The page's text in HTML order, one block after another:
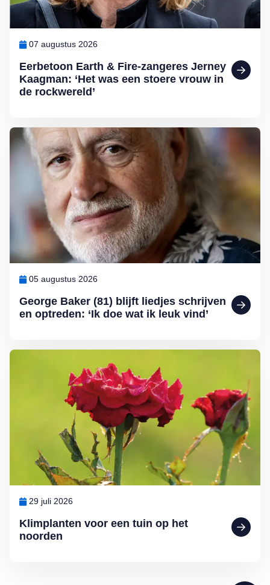
Eerbetoon Earth & Fire-zangeres Jerney
Kaagman: ‘Het was een stoere vrouw in
de rockwereld’
07 augustus 2026
George Baker (81) blijft liedjes schrijven
en optreden: ‘Ik doe wat ik leuk vind’
05 augustus 2026
Lees meer over George Baker (81) blijft liedjes schrijven en
Klimplanten voor een tuin op het
noorden
29 juli 2026
Lees meer over Klimplanten voor een tuin op het noorden